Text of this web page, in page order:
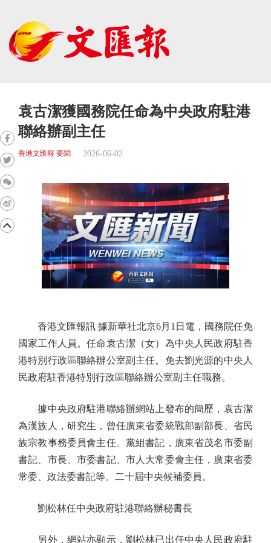
袁古潔獲國務院任命為中央政府駐港
聯絡辦副主任
香港文匯報 要聞 2026-06-02
香港文匯報訊 據新華社北京6月1日電，國務院任免
國家工作人員。任命袁古潔（女）為中央人民政府駐香
港特別行政區聯絡辦公室副主任。免去劉光源的中央人
民政府駐香港特別行政區聯絡辦公室副主任職務。
據中央政府駐港聯絡辦網站上發布的簡歷，袁古潔
為漢族人，研究生，曾任廣東省委統戰部副部長、省民
族宗教事務委員會主任、黨組書記，廣東省茂名市委副
書記、市長、市委書記、市人大常委會主任，廣東省委
常委、政法委書記等。二十屆中央候補委員。
劉松林任中央政府駐港聯絡辦秘書長
另外，網站亦顯示，劉松林已出任中央人民政府駐